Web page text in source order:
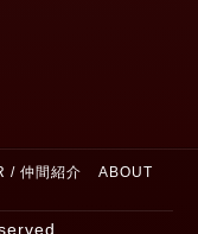
/ 仲間紹介
ABOUT